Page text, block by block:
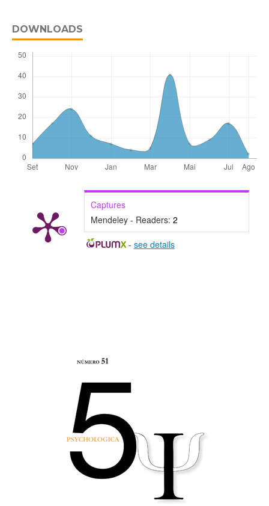
DOWNLOADS
Captures
Mendeley - Readers: 2
- see details